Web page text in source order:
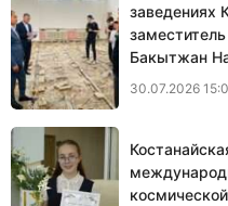
заведениях
Бакытжан
30.07.2026